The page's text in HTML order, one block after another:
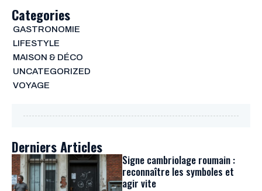
Categories
GASTRONOMIE
LIFESTYLE
MAISON & DÉCO
UNCATEGORIZED
VOYAGE
Derniers Articles
Signe cambriolage roumain :
reconnaître les symboles et
agir vite